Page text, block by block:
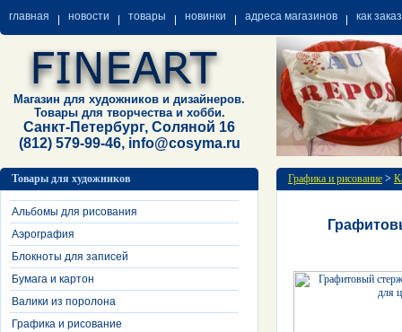
главная новости товары новинки адреса магазинов как
Магазин для художников и дизайнеров.
Товары для творчества и хобби.
Санкт-Петербург, Соляной 16
(812) 579-99-46, info@cosyma.ru
Товары для художников
Альбомы для рисования
Аэрография
Блокноты для записей
Бумага и картон
Валики из поролона
Графика и рисование
Графика и рисование >